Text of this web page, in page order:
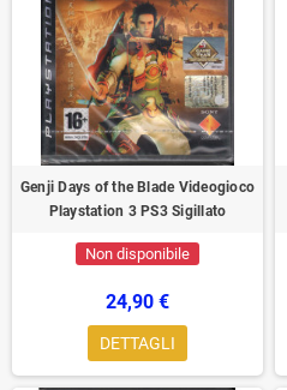
Genji Days of the Blade Videogioco
Playstation 3 PS3 Sigillato
Non disponibile
24,90 €
DETTAGLI